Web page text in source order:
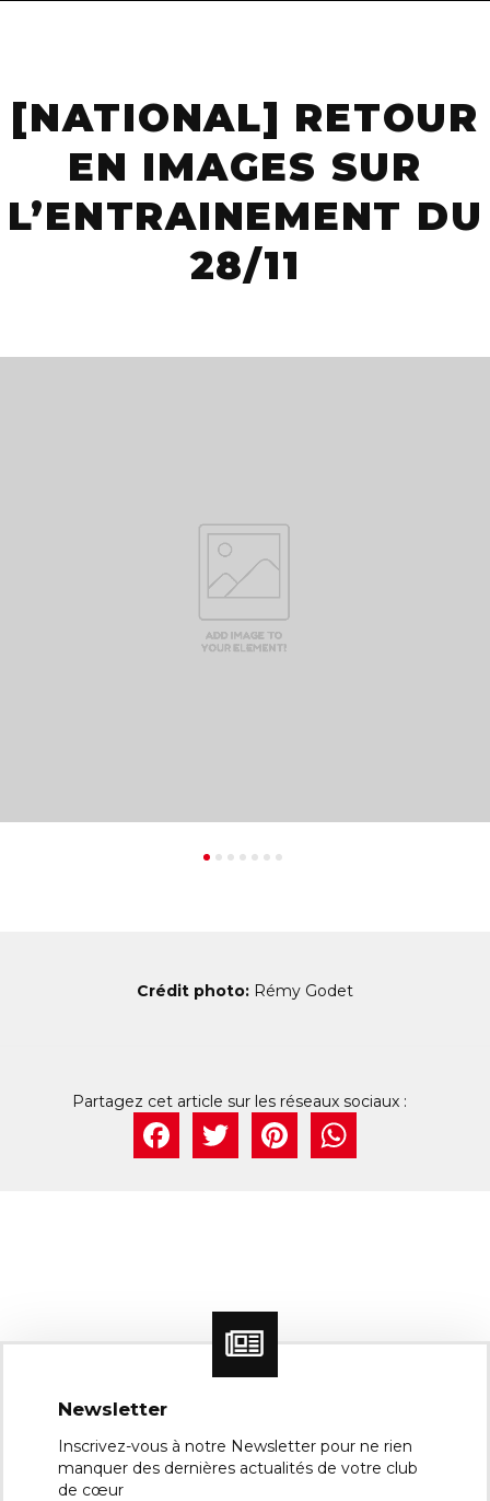
[NATIONAL] RETOUR
EN IMAGES SUR
L’ENTRAINEMENT DU
28/11
Crédit photo: Rémy Godet
Facebook
Twitter
Newsletter
Inscrivez-vous à notre Newsletter pour ne rien
manquer des dernières actualités de votre club
de cœur